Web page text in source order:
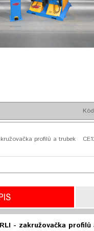
Kód
profilů a trubek
- zakružovačka